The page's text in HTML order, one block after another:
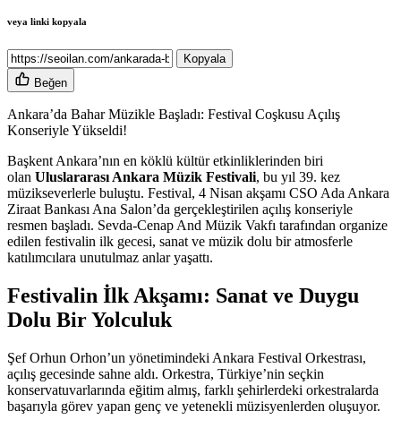
veya linki kopyala
Kopyala
Beğen
Ankara’da Bahar Müzikle Başladı: Festival Coşkusu Açılış
Konseriyle Yükseldi!
Başkent Ankara’nın en köklü kültür etkinliklerinden biri
olan Uluslararası Ankara Müzik Festivali, bu yıl 39. kez
müzikseverlerle buluştu. Festival, 4 Nisan akşamı CSO Ada Ankara
Ziraat Bankası Ana Salon’da gerçekleştirilen açılış konseriyle
resmen başladı. Sevda-Cenap And Müzik Vakfı tarafından organize
edilen festivalin ilk gecesi, sanat ve müzik dolu bir atmosferle
katılımcılara unutulmaz anlar yaşattı.
Festivalin İlk Akşamı: Sanat ve Duygu
Dolu Bir Yolculuk
Şef Orhun Orhon’un yönetimindeki Ankara Festival Orkestrası,
açılış gecesinde sahne aldı. Orkestra, Türkiye’nin seçkin
konservatuvarlarında eğitim almış, farklı şehirlerdeki orkestralarda
başarıyla görev yapan genç ve yetenekli müzisyenlerden oluşuyor.